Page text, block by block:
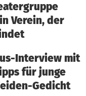
Verein, der
Interview mit
für junge
Gedicht